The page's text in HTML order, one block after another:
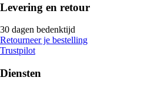
Levering en retour
30 dagen bedenktijd
Retourneer je bestelling
Trustpilot
Diensten